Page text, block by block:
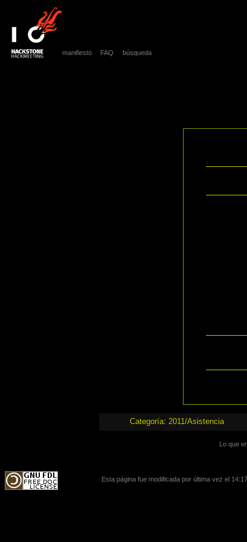
Categoría: 2011/Asistencia
manifiesto FAQ búsqueda
Lo que
Esta página fue modificada por última vez el